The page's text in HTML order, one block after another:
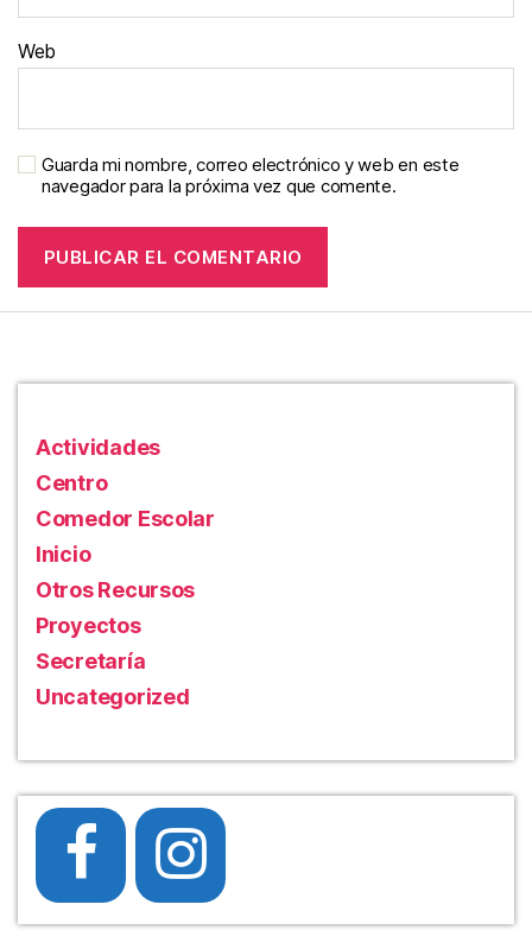
Web
Guarda mi nombre, correo electrónico y web en este
navegador para la próxima vez que comente.
Actividades
Centro
Comedor Escolar
Inicio
Otros Recursos
Proyectos
Secretaría
Uncategorized